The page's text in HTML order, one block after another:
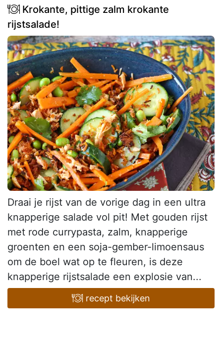
Krokante, pittige zalm krokante
rijstsalade!
Draai je rijst van de vorige dag in een ultra
knapperige salade vol pit! Met gouden rijst
met rode currypasta, zalm, knapperige
groenten en een soja-gember-limoensaus
om de boel wat op te fleuren, is deze
knapperige rijstsalade een explosie van...
recept bekijken